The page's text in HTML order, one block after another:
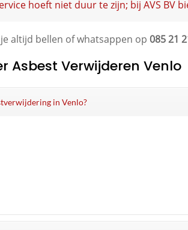
hoeft niet duur te zijn; bij AVS BV
altijd bellen of whatsappen op085 21
Asbest Verwijderen Venlo
in Venlo?